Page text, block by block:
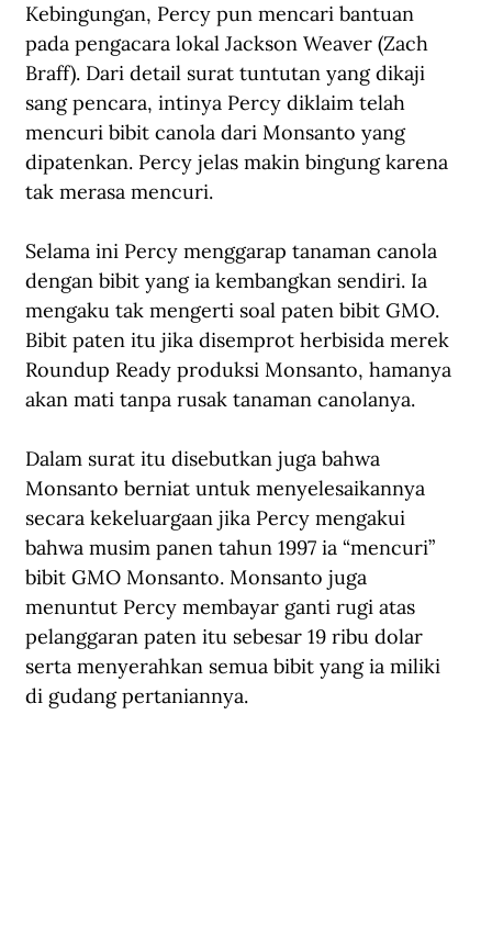
Kebingungan, Percy pun mencari bantuan
pada pengacara lokal Jackson Weaver (Zach
Braff). Dari detail surat tuntutan yang dikaji
sang pencara, intinya Percy diklaim telah
mencuri bibit canola dari Monsanto yang
dipatenkan. Percy jelas makin bingung karena
tak merasa mencuri.
Selama ini Percy menggarap tanaman canola
dengan bibit yang ia kembangkan sendiri. Ia
mengaku tak mengerti soal paten bibit GMO.
Bibit paten itu jika disemprot herbisida merek
Roundup Ready produksi Monsanto, hamanya
akan mati tanpa rusak tanaman canolanya.
Dalam surat itu disebutkan juga bahwa
Monsanto berniat untuk menyelesaikannya
secara kekeluargaan jika Percy mengakui
bahwa musim panen tahun 1997 ia “mencuri”
bibit GMO Monsanto. Monsanto juga
menuntut Percy membayar ganti rugi atas
pelanggaran paten itu sebesar 19 ribu dolar
serta menyerahkan semua bibit yang ia miliki
di gudang pertaniannya.